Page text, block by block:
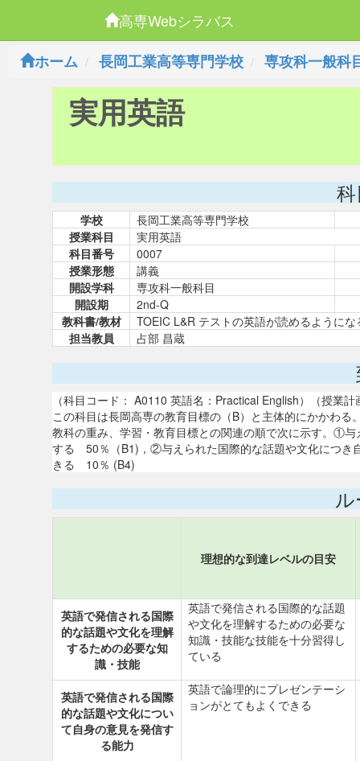
高専Webシラバス
ホーム
長岡工業高等専門学校 専攻科一般科
実用英語
学校
長岡工業高等専門学校
授業科目
実用英語
科目番号
0007
授業形態
講義
開設学科
専攻科一般科目
開設期
2nd-Q
教科書/教材
TOEIC L&R テストの英語が読めるように
担当教員
占部 昌蔵
（科目コード： A0110 英語名：Practical English）（授業
この科目は長岡高専の教育目標の（B）と主体的にかかわ
教科の重み、学習・教育目標との関連の順で次に示す。①
する 50％（B1)，②与えられた国際的な話題や文化につ
きる 10％ (B4)
理想的な到達レベルの目安
英語で発信される国際
的な話題や文化を理解
するための必要な知
識・技能
英語で発信される国際的な話題
や文化を理解するための必要な
知識・技能な技能を十分習得し
ている
英語で発信される国際
的な話題や文化につい
て自身の意見を発信す
る能力
英語で論理的にプレゼンテーシ
ョンがとてもよくできる